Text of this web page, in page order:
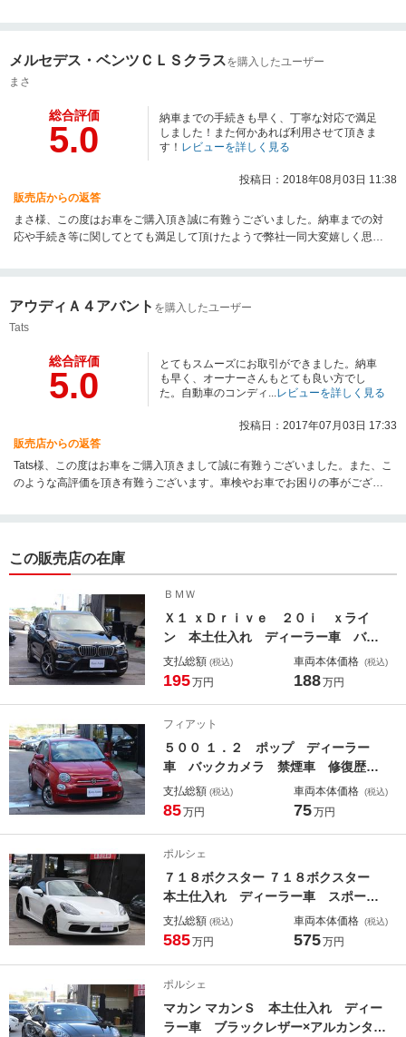
ましたらお気軽にいつでもご相談下さいませ。またのご来店を心よりお待ち
メルセデス・ベンツＣＬＳクラスを購入したユーザー
まさ
総合評価
5.0
納車までの手続きも早く、丁寧な対応で満足
しました！また何かあれば利用させて頂きま
す！ レビューを詳しく見る
投稿日：2018年08月03日 11:38
販売店からの返答
まさ様、この度はお車をご購入頂き誠に有難うございました。納車までの対
応や手続き等に関してとても満足して頂けたようで弊社一同大変嬉しく思っ
のご来店を心よりお待ちしております。
アウディＡ４アバント を購入したユーザー
Tats
総合評価
5.0
とてもスムーズにお取引ができました。納車
も早く、オーナーさんもとても良い方でし
た。自動車のコンディ... レビューを詳しく見る
投稿日：2017年07月03日 17:33
販売店からの返答
Tats様、この度はお車をご購入頂きまして誠に有難うございました。また、こ
のような高評価を頂き有難うございます。車検やお車でお困りの事がござい
お待ちしております。
この販売店の在庫
ＢＭＷ
Ｘ１ ｘＤｒｉｖｅ ２０ｉ ｘライ
ン 本土仕入れ ディーラー車 バッ
クカメラ パーキングセンサー ＥＴ
Ｃ Ｂｌｕｅｔｏｏｔｈ 電動リアゲ
レール
支払総額 (税込)
195万円
車両本体価格 (税込)
188万円
フィアット
５００ １．２ ポップ ディーラー
車 バックカメラ 禁煙車 修復歴無
し 後期モデル 社外ナビ Ｂｌｕｅ
ｔｏｏｔｈ ＡＵＸ ＵＳＢ ＥＴ
支払総額 (税込)
85万円
車両本体価格 (税込)
75万円
ポルシェ
７１８ボクスター ７１８ボクスター
本土仕入れ ディーラー車 スポーツ
クロノパッケージ ブラックレザー×ア
ルカンターラコンビシート バックカ
ルシフト ２０インチＡＷ
支払総額 (税込)
585万円
車両本体価格 (税込)
575万円
ポルシェ
マカン マカンＳ 本土仕入れ ディー
ラー車 ブラックレザー×アルカンター